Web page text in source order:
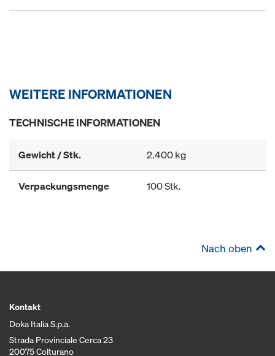
WEITERE INFORMATIONEN
TECHNISCHE INFORMATIONEN
Gewicht / Stk. 2.400 kg
Verpackungsmenge 100 Stk.
Nach oben
Kontakt
Doka Italia S.p.a.
Strada Provinciale Cerca 23
20075 Colturano